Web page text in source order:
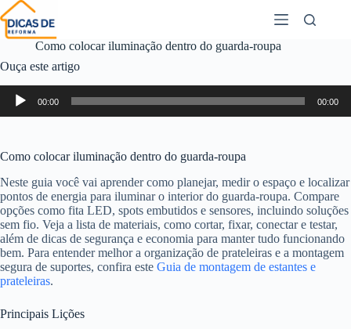
Como colocar iluminação dentro do guarda-roupa
Ouça este artigo
Tocador
áudio
00:00 00:00
Como colocar iluminação dentro do guarda-roupa
Neste guia você vai aprender como planejar, medir o espaço e localizar
pontos de energia para iluminar o interior do guarda-roupa. Compare
opções como fita LED, spots embutidos e sensores, incluindo soluções
sem fio. Veja a lista de materiais, como cortar, fixar, conectar e testar,
além de dicas de segurança e economia para manter tudo funcionando
bem. Para entender melhor a organização de prateleiras e a montagem
segura de suportes, confira este Guia de montagem de estantes e
prateleiras.
Principais Lições